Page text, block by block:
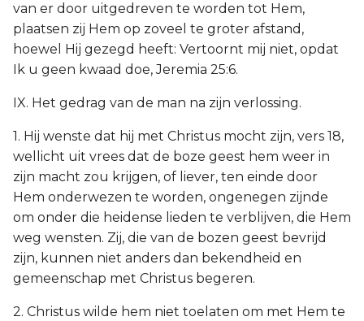
van er door uitgedreven te worden tot Hem,
plaatsen zij Hem op zoveel te groter afstand,
hoewel Hij gezegd heeft: Vertoornt mij niet, opdat
Ik u geen kwaad doe, Jeremia 25:6.
IX. Het gedrag van de man na zijn verlossing.
1. Hij wenste dat hij met Christus mocht zijn, vers 18,
wellicht uit vrees dat de boze geest hem weer in
zijn macht zou krijgen, of liever, ten einde door
Hem onderwezen te worden, ongenegen zijnde
om onder die heidense lieden te verblijven, die Hem
weg wensten. Zij, die van de bozen geest bevrijd
zijn, kunnen niet anders dan bekendheid en
gemeenschap met Christus begeren.
2. Christus wilde hem niet toelaten om met Hem te